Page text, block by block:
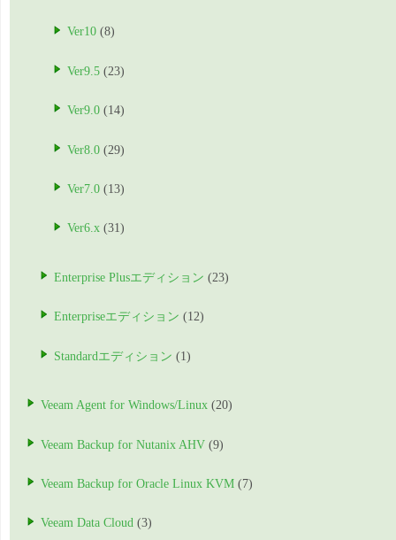
Ver10 (8)
Ver9.5 (23)
Ver9.0 (14)
Ver8.0 (29)
Ver7.0 (13)
Ver6.x (31)
Enterprise Plusエディション (23)
Enterpriseエディション (12)
Standardエディション (1)
Veeam Agent for Windows/Linux (20)
Veeam Backup for Nutanix AHV (9)
Veeam Backup for Oracle Linux KVM (7)
Veeam Data Cloud (3)